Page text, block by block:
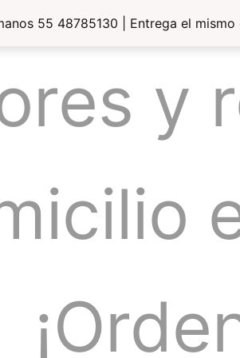
55 48785130 | Entrega el mismo
y